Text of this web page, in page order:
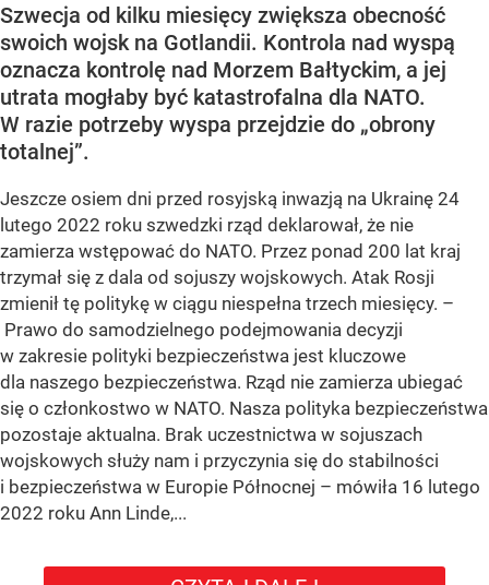
Szwecja od kilku miesięcy zwiększa obecność
swoich wojsk na Gotlandii. Kontrola nad wyspą
oznacza kontrolę nad Morzem Bałtyckim, a jej
utrata mogłaby być katastrofalna dla NATO.
W razie potrzeby wyspa przejdzie do „obrony
totalnej”.
Jeszcze osiem dni przed rosyjską inwazją na Ukrainę 24
lutego 2022 roku szwedzki rząd deklarował, że nie
zamierza wstępować do NATO. Przez ponad 200 lat kraj
trzymał się z dala od sojuszy wojskowych. Atak Rosji
zmienił tę politykę w ciągu niespełna trzech miesięcy. –
Prawo do samodzielnego podejmowania decyzji
w zakresie polityki bezpieczeństwa jest kluczowe
dla naszego bezpieczeństwa. Rząd nie zamierza ubiegać
się o członkostwo w NATO. Nasza polityka bezpieczeństwa
pozostaje aktualna. Brak uczestnictwa w sojuszach
wojskowych służy nam i przyczynia się do stabilności
i bezpieczeństwa w Europie Północnej – mówiła 16 lutego
2022 roku Ann Linde,...